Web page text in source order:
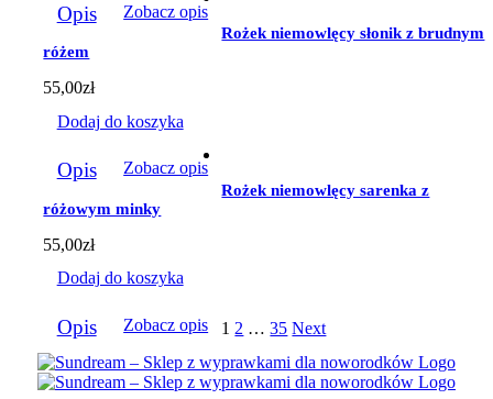
Opis Zobacz opis
Rożek niemowlęcy słonik z brudnym
różem
55,00zł
Dodaj do koszyka
Opis Zobacz opis
Rożek niemowlęcy sarenka z
różowym minky
55,00zł
Dodaj do koszyka
Opis Zobacz opis 1 2 … 35 Next